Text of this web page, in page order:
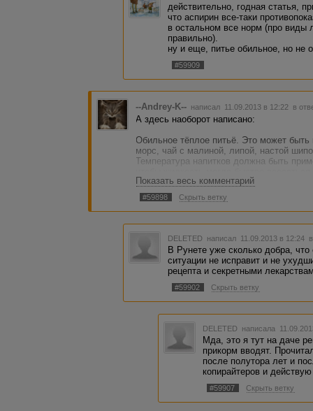
действительно, годная статья,
что аспирин все-таки
в остальном все норм (про виды
правильно).
ну и еще, питье обильное, но не
#59909
--Andrey-K-- написал 11.09.2013 в 12:22 в
А здесь наоборот написано:
Обильное тёплое питьё. Это может
морс, чай с малиной, липой, настой
Температура напитков должна быть
допустить сгущения крови при высокой
потоотделения при котором организм
Показать весь комментарий
#59898 Скрыть ветку
DELETED написал 11.09.2013 в 12:24
В Рунете уже сколько добра,
ситуации не исправит и не
рецепта и секретными
#59902 Скрыть ветку
DELETED написала
Мда, это я тут на даче
прикорм вводят.
после полутора лет и
копирайтеров и
#59907 Скрыть ветку